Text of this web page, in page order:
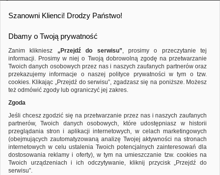
Marka GIMBOO
Porównaj Sortuj według
Klej w sztyfcie GIMBOO, PVP, trójkątny,
znikający, 15g, 1 szt., pakowany w
Szanowni Klienci! Drodzy Państwo!
Dbamy o Twoją prywatność
Zanim klikniesz „Przejdź do serwisu”, prosimy o przeczytanie tej
informacji. Prosimy w niej o Twoją dobrowolną zgodę na przetwarzanie
Twoich danych osobowych przez nas i naszych zaufanych partnerów oraz
przekazujemy informacje o naszej polityce prywatności w tym o tzw.
cookies. Klikając „Przejdź do serwisu”, zgadzasz się na poniższe. Możesz
też odmówić zgody lub ograniczyć jej zakres.
Zgoda
Jeśli chcesz zgodzić się na przetwarzanie przez nas i naszych zaufanych
partnerów, Twoich danych osobowych, które udostępniasz w historii
przeglądania stron i aplikacji internetowych, w celach marketingowych
(obejmujących zautomatyzowaną analizę Twojej aktywności na stronach
internetowych w celu ustalenia Twoich potencjalnych zainteresowań dla
dostosowania reklamy i oferty), w tym na umieszczanie tzw. cookies na
Twoich urządzeniach i ich odczytywanie, kliknij przycisk „Przejdź do
serwisu”.